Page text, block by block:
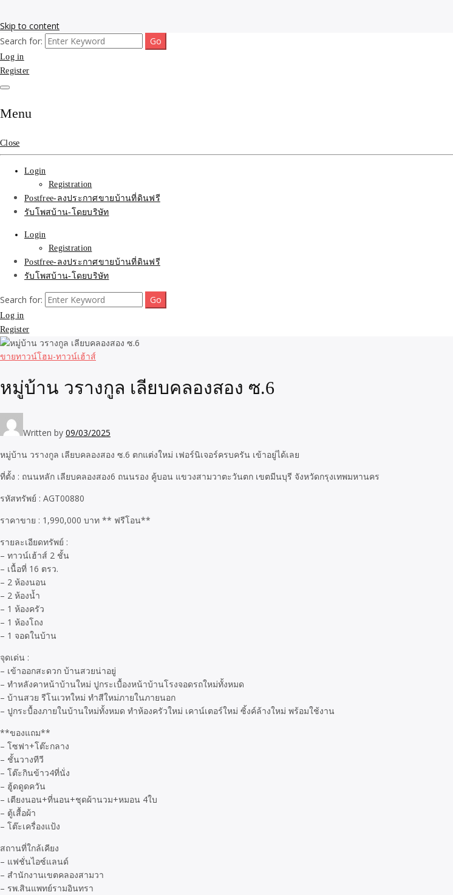
Skip to content
รับจ้างโพสขายบ้าน ติดAI Search รับทำSEOร
SEOขายของ บ้านที่ดินฟรีประกาศ ที่เดียวในเมื
รับโพสต์เว็บขายบ้าน อสังหา ทำSEOรายเดือนราคาถูก เน้นติดAI โพสต์ประกาศบ้านที่ดินฟรี SEOขายบ้าน รับจ้างโพสต์บ้า
Search for:
Log in
Register
Menu
Close
Login
Registration
Postfree-ลงประกาศขายบ้านที่ดินฟรี
รับโพสบ้าน-โดยบริษัท
Login
Registration
Postfree-ลงประกาศขายบ้านที่ดินฟรี
รับโพสบ้าน-โดยบริษัท
Search for:
Log in
Register
ขายทาวน์โฮม-ทาวน์เฮ้าส์
หมู่บ้าน วรางกูล เลียบคลองสอง ซ.6
Written by 09/03/2025
หมู่บ้าน วรางกูล เลียบคลองสอง ซ.6 ตกแต่งใหม่ เฟอร์นิเจอร์ครบครัน เข้าอยู่ได้เลย
ที่ตั้ง : ถนนหลัก เลียบคลองสอง6 ถนนรอง คู้บอน แขวงสามวาตะวันตก เขตมีนบุรี จังหวัดกรุงเทพมหานคร
รหัสทรัพย์ : AGT00880
ราคาขาย : 1,990,000 บาท ** ฟรีโอน**
รายละเอียดทรัพย์ :
– ทาวน์เฮ้าส์ 2 ชั้น
– เนื้อที่ 16 ตรว.
– 2 ห้องนอน
– 2 ห้องน้ำ
– 1 ห้องครัว
– 1 ห้องโถง
– 1 จอดในบ้าน
จุดเด่น :
– เข้าออกสะดวก บ้านสวยน่าอยู่
– ทำหลังคาหน้าบ้านใหม่ ปูกระเบื้องหน้าบ้านโรงจอดรถใหม่ทั้งหมด
– บ้านสวย รีโนเวทใหม่ ทำสีใหม่ภายในภายนอก
– ปูกระบื้องภายในบ้านใหม่ทั้งหมด ทำห้องครัวใหม่ เคาน์เตอร์ใหม่ ซิ้งค์ล้างใหม่ พร้อมใช้งาน
**ของแถม**
– โซฟา+โต๊ะกลาง
– ชั้นวางทีวี
– โต๊ะกินข้าว4ที่นั่ง
– ฮู้ดดูดควัน
– เตียงนอน+ที่นอน+ชุดผ้านวม+หมอน 4ใบ
– ตู้เสื้อผ้า
– โต๊ะเครื่องแป้ง
สถานที่ใกล้เคียง
– แฟชั่นไอซ์แลนด์
– สำนักงานเขตคลองสามวา
– รพ.สินแพทย์รามอินทรา